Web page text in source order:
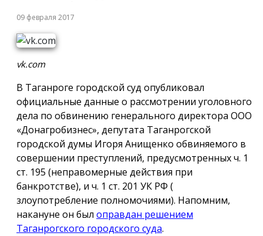
09 февраля 2017
vk.com
В Таганроге городской суд опубликовал
официальные данные о рассмотрении уголовного
дела по обвинению генерального директора ООО
«Донагробизнес», депутата Таганрогской
городской думы Игоря Анищенко обвиняемого в
совершении преступлений, предусмотренных ч. 1
ст. 195 (неправомерные действия при
банкротстве), и ч. 1 ст. 201 УК РФ (
злоупотребление полномочиями). Напомним,
накануне он был оправдан решением
Таганрогского городского суда.